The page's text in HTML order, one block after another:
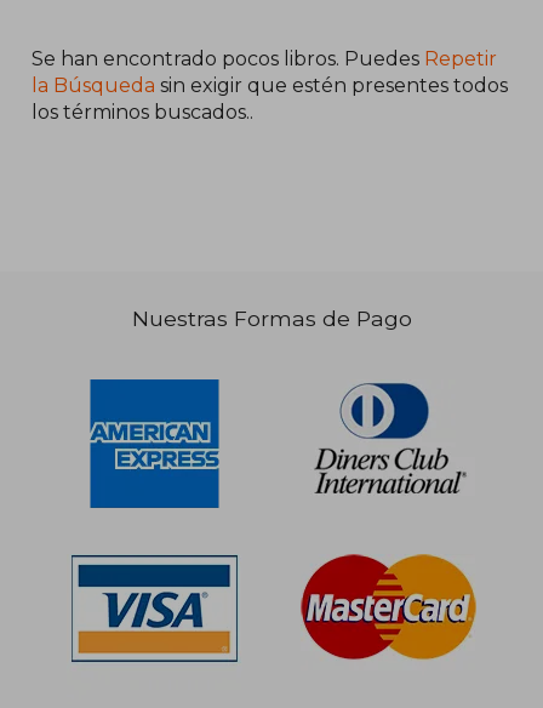
55%
S/ 80,70
55%
dcto.
Se han encontrado pocos libros. Puedes Repetir
la Búsqueda sin exigir que estén presentes todos
los términos buscados..
Nuestras Formas de Pago